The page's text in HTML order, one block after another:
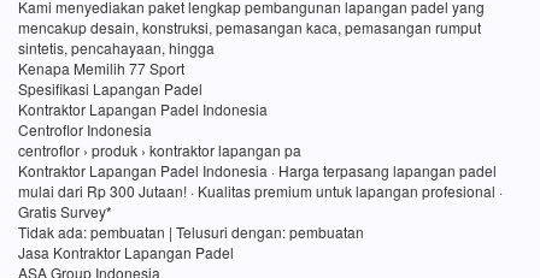
Kami menyediakan paket lengkap pembangunan lapangan padel yang
mencakup desain, konstruksi, pemasangan kaca, pemasangan rumput
sintetis, pencahayaan, hingga
Kenapa Memilih 77 Sport
Spesifikasi Lapangan Padel
Kontraktor Lapangan Padel Indonesia
Centroflor Indonesia
centroflor › produk › kontraktor lapangan pa
Kontraktor Lapangan Padel Indonesia · Harga terpasang lapangan padel
mulai dari Rp 300 Jutaan! · Kualitas premium untuk lapangan profesional ·
Gratis Survey*
Tidak ada: pembuatan ‎| Telusuri dengan: pembuatan
Jasa Kontraktor Lapangan Padel
ASA Group Indonesia